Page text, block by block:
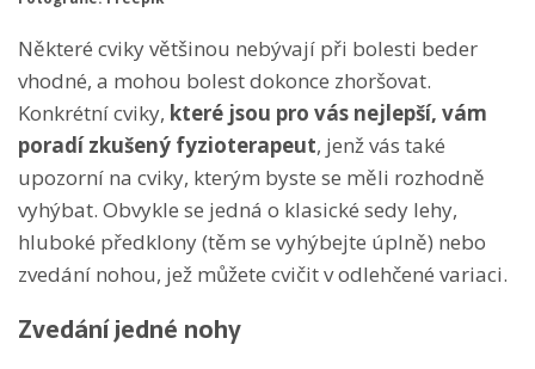
Některé cviky většinou nebývají při bolesti beder
vhodné, a mohou bolest dokonce zhoršovat.
Konkrétní cviky, které jsou pro vás nejlepší, vám
poradí zkušený fyzioterapeut, jenž vás také
upozorní na cviky, kterým byste se měli rozhodně
vyhýbat. Obvykle se jedná o klasické sedy lehy,
hluboké předklony (těm se vyhýbejte úplně) nebo
zvedání nohou, jež můžete cvičit v odlehčené variaci.
Zvedání jedné nohy